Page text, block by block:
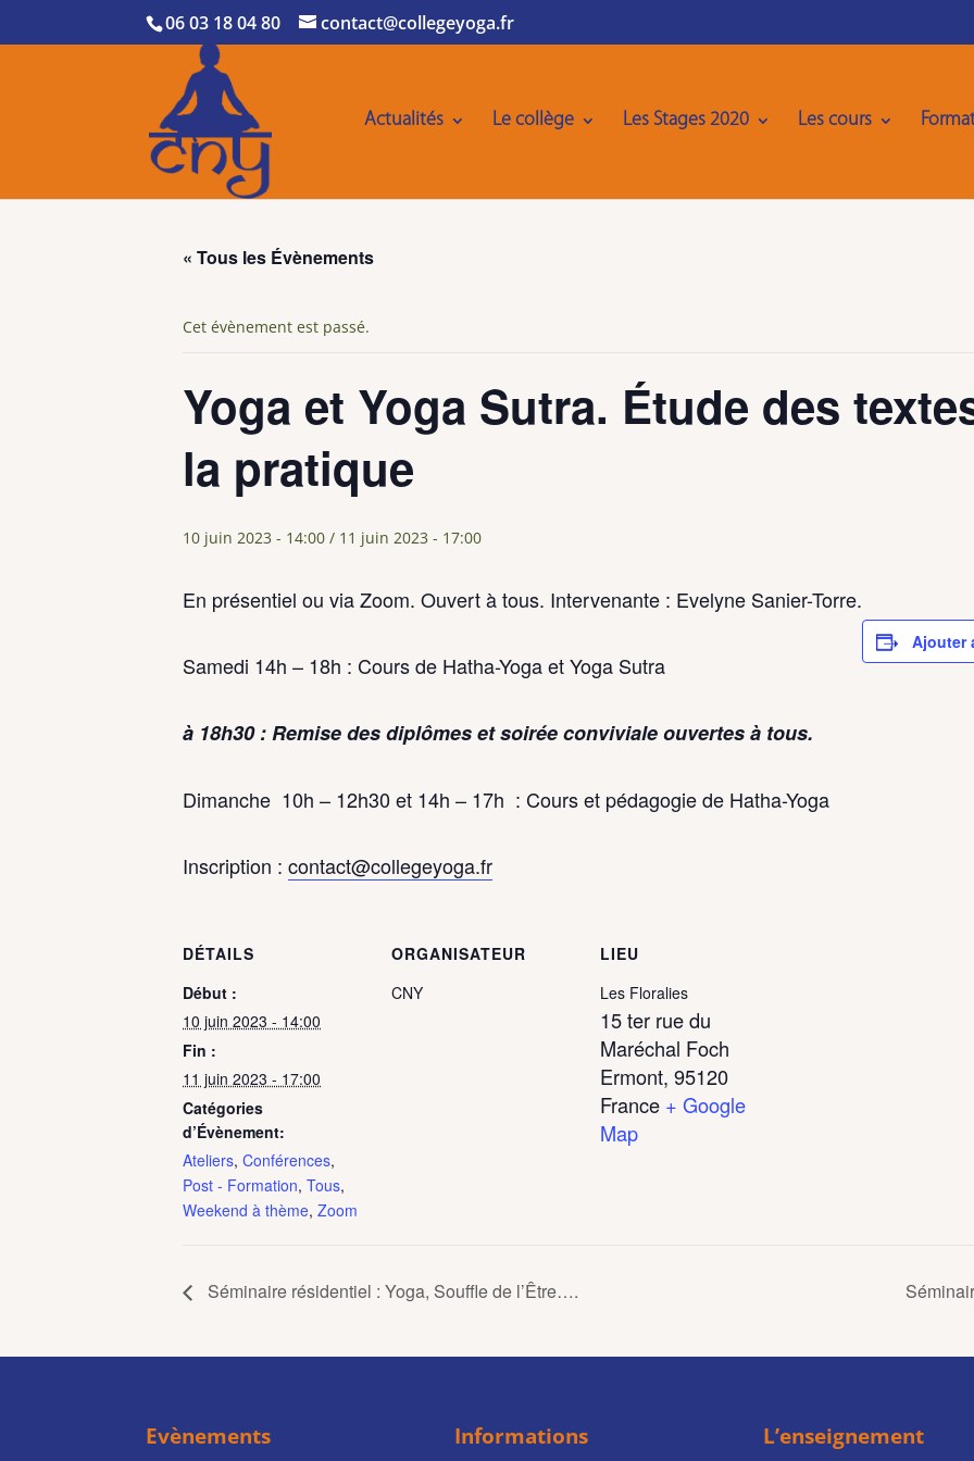
06 03 18 04 80 contact@collegeyoga.fr
Actualités Le collège Les Stages 2020 Les cours
« Tous les Évènements
Cet évènement est passé.
Yoga et Yoga Sutra. Étude des
la pratique
10 juin 2023 - 14:00 / 11 juin 2023 - 17:00
En présentiel ou via Zoom. Ouvert à tous. Intervenante : Evelyne Sanier-Torre.
Samedi 14h – 18h : Cours de Hatha-Yoga et Yoga Sutra
à 18h30 : Remise des diplômes et soirée conviviale ouvertes à tous.
Dimanche 10h – 12h30 et 14h – 17h : Cours et pédagogie de Hatha-Yoga
Inscription : contact@collegeyoga.fr
Ajouter
DÉTAILS
Début :
10 juin 2023 - 14:00
Fin :
11 juin 2023 - 17:00
Catégories
d’Évènement:
Ateliers, Conférences,
Post - Formation, Tous,
Weekend à thème, Zoom
ORGANISATEUR
CNY
LIEU
Les Floralies
15 ter rue du
Maréchal Foch
Ermont, 95120
France + Google
Map
Séminaire résidentiel : Yoga, Souffle de l’Être….
Evènements Informations L’enseignement